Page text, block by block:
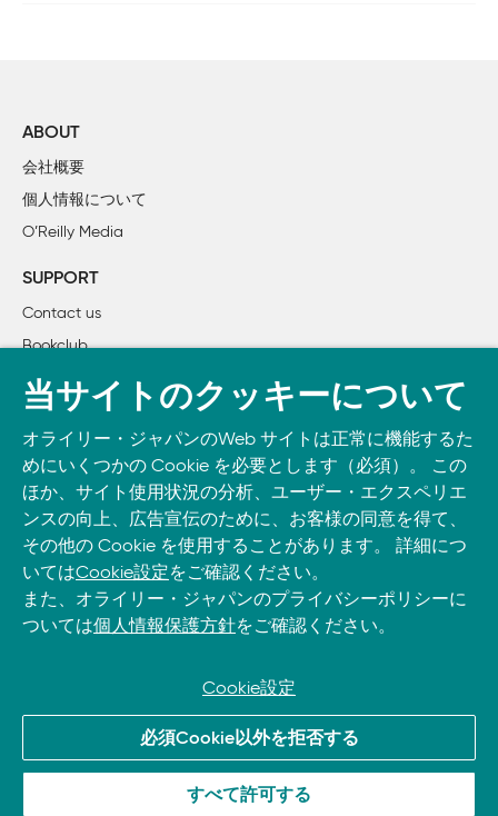
まえがき
1章　 Python流思考（Pythonic Thinking）
    項目 1：使っている Pythonのバージョンを知っておく
    項目 2：PEP 8スタイルガイドに従う
    項目 4：複雑な式の代わりにヘルパー関数を書く
項目 5：シーケンスをどのようにスライスするか知って
    項目 6：1つのスライスでは、 start, end, strideを使わない
    項目 7：mapやfilterの代わりにリスト内包表記を使う
    項目 8：リスト内包表記には、 3つ以上の式を避ける
    項目 9：大きな内包表記にはジェネレータ式を考える
    項目 10：rangeよりは enumerateにする
    項目 11：イテレータを並列に処理するには zipを使う
項目 12：forとwhileループの後の elseブロックは使うの
    項目 13：try/except/else/finallyの各ブロックを活用する
2章　関数
項目 15：クロージャが変数スコープとどう関わるかを知
項目 16：リストを返さずにジェネレータを返すことを考
項目 17：引数に対してイテレータを使うときには確実さ
項目 18：可変長位置引数を使って、見た目をすっきりさ
項目 19：キーワード引数にオプションの振る舞いを与え
ABOUT
会社概要
個人情報について
O’Reilly Media
SUPPORT
Contact us
Bookclub
書籍注文
Take O’Reilly with you and learn anywhere, anytime on your
phone
and tablet.
© 2026, O’Reilly Japan, Inc. oreilly.co.jpに掲載されているすべて
のトレードマークおよび登録商標は、それぞれの所有者に帰属し
当サイトのクッキーについて
オライリー・ジャパンのWeb サイトは正常に機能するた
めにいくつかの Cookie を必要とします（必須）。 この
ほか、サイト使用状況の分析、ユーザー・エクスペリエ
ンスの向上、広告宣伝のために、お客様の同意を得て、
その他の Cookie を使用することがあります。 詳細につ
いてはCookie設定をご確認ください。
また、オライリー・ジャパンのプライバシーポリシーに
ついては個人情報保護方針をご確認ください。
Cookie設定
必須Cookie以外を拒否する
すべて許可する